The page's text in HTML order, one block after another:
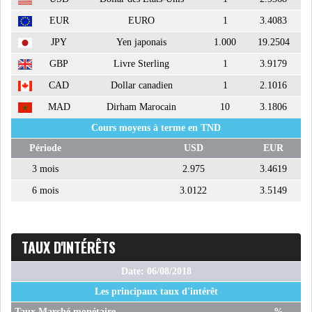
HAUSSE DES BÉNÉFI...
MAGHREB VA VERS...
TRANSITION VERTE AU
MAGHREB : ENTRE OPPO...
INTERNATIONAL
MENA AFRIQUE DU NORD
EUR EURO 1 3.4083
JPY Yen japonais 1.000 19.2504
GBP Livre Sterling 1 3.9179
CAD Dollar canadien 1 2.1016
MAD Dirham Marocain 10
3.1806
Cours moyens à terme en TND
Période
USD
EUR
3 mois
2.975 3.4619
6 mois 3.0122 3.5149
TAUX D'INTÉRÊTS
Date: 06/08/2018
Les principaux taux d'intérêt